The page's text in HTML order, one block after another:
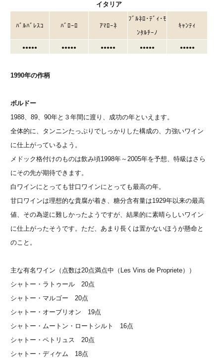
イタリア
ﾊﾞﾙﾊﾞﾚｽｺ ﾊﾞﾛｰﾛ ｱﾏﾛｰﾈ
ﾌﾞﾙﾈﾛ･ﾃﾞｨ･ﾓ
ﾝﾀﾙﾁｰﾉ
ｷｬﾝﾃｨ
●●●●● ●●●●● ●●●●● ●●●●● ●●●●●
1990年の作柄
ボルドー
1988、89、90年と３年間に渡り、成功の年といえます。
全体的に、タンニンたっぷりでしっかりした構成の、力強いワイン
に仕上がっているよう。
メドック格付けのものは飲み頃1998年～2005年を予想、特級はさら
にその先が期待できます。
白ワインにとっても甘口ワインにとっても最高の年。
甘口ワインは理想的な貴腐が着き、糖分含有量は1929年以来の最高
値、その為逆に難しかったようですが、結果的に素晴らしいワイン
に仕上がったそうです。ただ、あまり長くは置かないほうが懸命と
のこと。
主な有名ワイン（点数は20点満点中（Les Vins de Propriete））
シャトー・ラトゥール 20点
シャトー・マルゴー 20点
シャトー・オーブリオン 19点
シャトー・ムートン・ロートシルト 16点
シャトー・ペトリュス 20点
シャトー・ディケム 18点